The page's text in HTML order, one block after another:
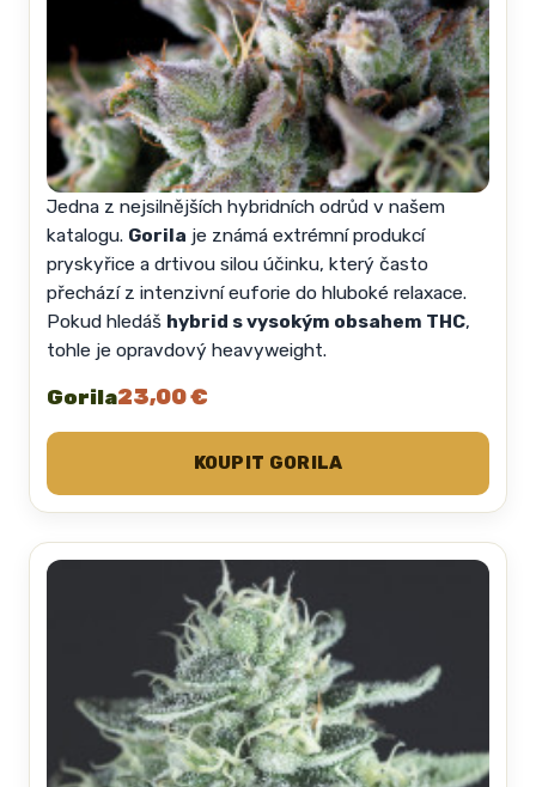
Jedna z nejsilnějších hybridních odrůd v našem
katalogu. Gorila je známá extrémní produkcí
pryskyřice a drtivou silou účinku, který často
přechází z intenzivní euforie do hluboké relaxace.
Pokud hledáš hybrid s vysokým obsahem THC,
tohle je opravdový heavyweight.
Gorila23,00 €
KOUPIT GORILA